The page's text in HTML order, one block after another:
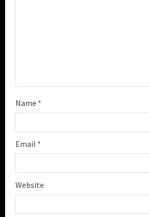
Name *
Email *
Website